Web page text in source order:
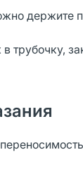
держите
в трубочку,